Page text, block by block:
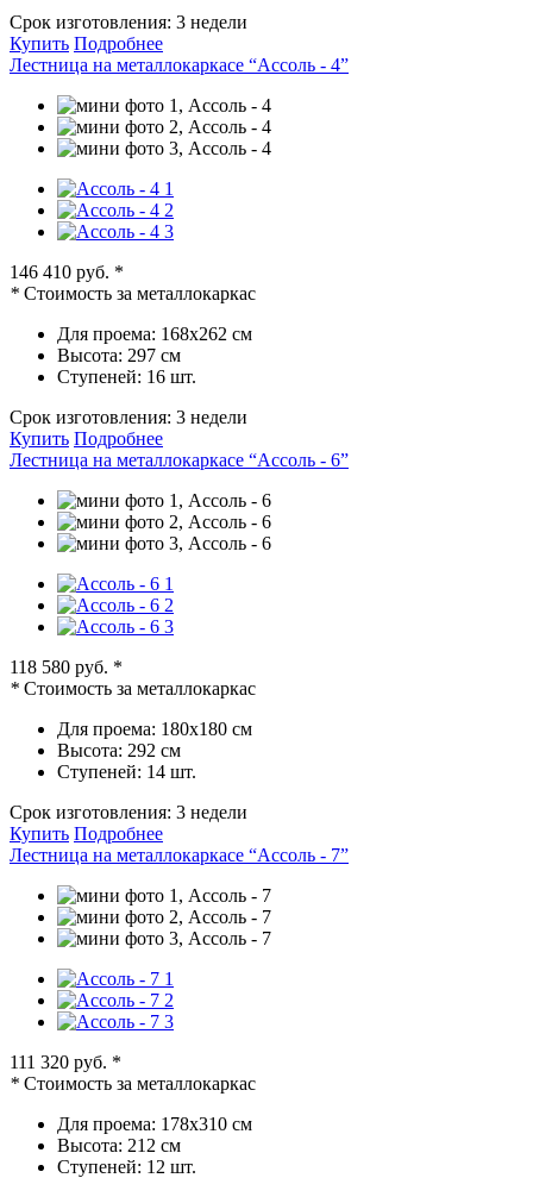
Срок изготовления: 3 недели
Купить Подробнее
Лестница на металлокаркасе “Ассоль - 4”
146 410 руб. *
* Стоимость за металлокаркас
Для проема: 168х262 см
Высота: 297 см
Ступеней: 16 шт.
Срок изготовления: 3 недели
Купить Подробнее
Лестница на металлокаркасе “Ассоль - 6”
118 580 руб. *
* Стоимость за металлокаркас
Для проема: 180х180 см
Высота: 292 см
Ступеней: 14 шт.
Срок изготовления: 3 недели
Купить Подробнее
Лестница на металлокаркасе “Ассоль - 7”
111 320 руб. *
* Стоимость за металлокаркас
Для проема: 178х310 см
Высота: 212 см
Ступеней: 12 шт.